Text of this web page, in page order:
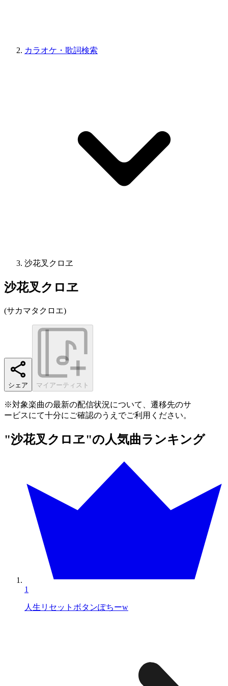
カラオケ・歌詞検索
沙花叉クロヱ
沙花叉クロヱ
(サカマタクロエ)
シェア マイアーティスト
※対象楽曲の最新の配信状況について、遷移先のサ
ービスにて十分にご確認のうえでご利用ください。
"沙花叉クロヱ"の人気曲ランキング
1
人生リセットボタンぽちーw